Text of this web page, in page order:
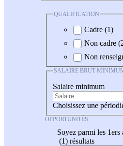
QUALIFICATION
Cadre (1)
Non cadre
Non
SALAIRE BRUT
Salaire minimum
Choisissez une
OPPORTUNITÉS
Soyez parmi les 1ers
(1) résultats